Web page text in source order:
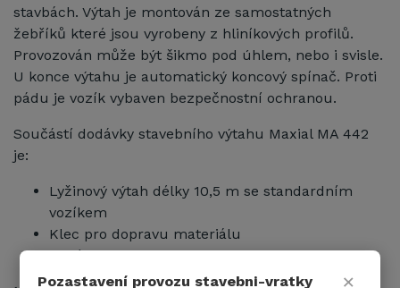
stavbách. Výtah je montován ze samostatných
žebříků které jsou vyrobeny z hliníkových profilů.
Provozován může být šikmo pod úhlem, nebo i svisle.
U konce výtahu je automatický koncový spínač. Proti
pádu je vozík vybaven bezpečnostní ochranou.
Součástí dodávky stavebního výtahu Maxial MA 442
je:
Lyžinový výtah délky 10,5 m se standardním
vozíkem
Klec pro dopravu materiálu
Hliníkový kloub v rozsahu 20 - 40°
Pozastavení provozu stavebni-vratky ×